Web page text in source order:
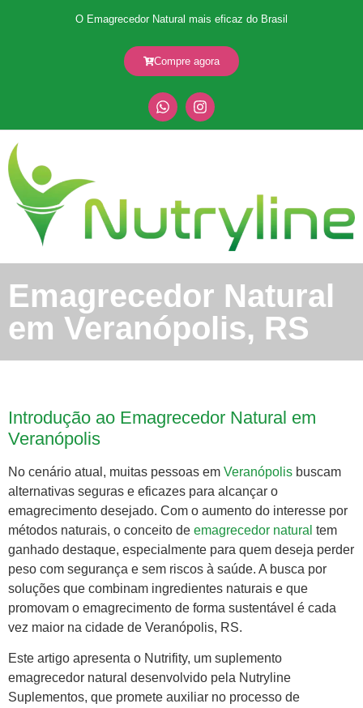
O Emagrecedor Natural mais eficaz do Brasil
Compre agora
Emagrecedor Natural
em Veranópolis, RS
Introdução ao Emagrecedor Natural em
Veranópolis
No cenário atual, muitas pessoas em Veranópolis buscam
alternativas seguras e eficazes para alcançar o
emagrecimento desejado. Com o aumento do interesse por
métodos naturais, o conceito de emagrecedor natural tem
ganhado destaque, especialmente para quem deseja perder
peso com segurança e sem riscos à saúde. A busca por
soluções que combinam ingredientes naturais e que
promovam o emagrecimento de forma sustentável é cada
vez maior na cidade de Veranópolis, RS.
Este artigo apresenta o Nutrifity, um suplemento
emagrecedor natural desenvolvido pela Nutryline
Suplementos, que promete auxiliar no processo de